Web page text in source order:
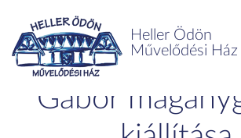
Heller Ödön
Művelődési Ház
Apáink útján –
Gábor